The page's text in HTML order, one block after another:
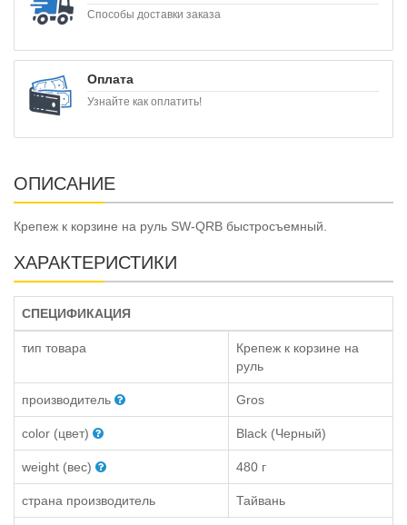
Способы доставки заказа
Оплата
Узнайте как оплатить!
ОПИСАНИЕ
Крепеж к корзине на руль SW-QRB быстросъемный.
ХАРАКТЕРИСТИКИ
СПЕЦИФИКАЦИЯ
тип товара
Крепеж к корзине на
руль
производитель Gros
color (цвет) Black (Черный)
weight (вес) 480 г
страна производитель Тайвань